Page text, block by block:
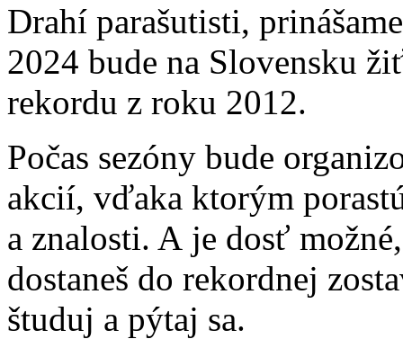
Drahí parašutisti,
2024 bude na Slovensku
rekordu z roku 2012.
Počas sezóny bude
akcií, vďaka ktorým
a znalosti. A je dosť
dostaneš do rekordnej
študuj a pýtaj sa.